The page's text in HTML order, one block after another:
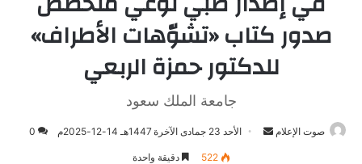
صدور كتاب «تشوّهات الأطراف»
للدكتور حمزة الربعي
جامعة الملك سعود
صوت الإعلام
أرسلالأحد 23 جمادى الآخرة 1447هـ 14-12-2025م 0
522 دقيقة واحدة